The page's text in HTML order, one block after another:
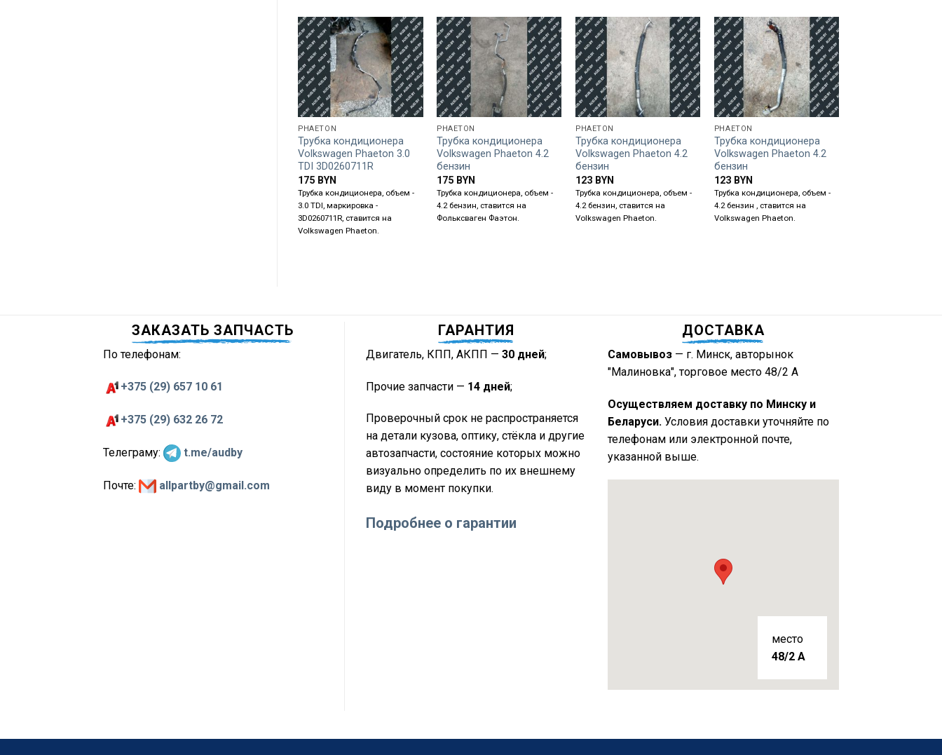
PHAETON
Трубка кондиционера
Volkswagen Phaeton 3.0
TDI 3D0260711R
175 BYN
Трубка кондиционера, объем -
3.0 TDI, маркировка -
3D0260711R, ставится на
Volkswagen Phaeton.
PHAETON
Трубка кондиционера
Volkswagen Phaeton 4.2
бензин
175 BYN
Трубка кондиционера, объем -
4.2 бензин, ставится на
Фольксваген Фаэтон.
PHAETON
Трубка кондиционера
Volkswagen Phaeton 4.2
бензин
123 BYN
Трубка кондиционера, объем -
4.2 бензин, ставится на
Volkswagen Phaeton.
PHAETON
Трубка кондиционера
Volkswagen Phaeton 4.2
бензин
123 BYN
Трубка кондиционера, объем -
4.2 бензин , ставится на
Volkswagen Phaeton.
ЗАКАЗАТЬ ЗАПЧАСТЬ
По телефонам:
+375 (29) 657 10 61
+375 (29) 632 26 72
Телеграму: t.me/audby
Почте: allpartby@gmail.com
ГАРАНТИЯ
Двигатель, КПП, АКПП — 30 дней;
Прочие запчасти — 14 дней;
Проверочный срок не распространяется
на детали кузова, оптику, стёкла и другие
автозапчасти, состояние которых можно
визуально определить по их внешнему
виду в момент покупки.
Подробнее о гарантии
ДОСТАВКА
Самовывоз— г. Минск, авторынок
"Малиновка", торговое место 48/2 А
Осуществляем доставку по Минску и
Беларуси. Условия доставки уточняйте по
телефонам или электронной почте,
указанной выше.
место
48/2 A